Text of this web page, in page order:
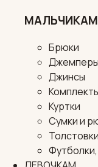
МАЛЬЧИКАМ
Брюки
Джинсы
Куртки
Сумки и